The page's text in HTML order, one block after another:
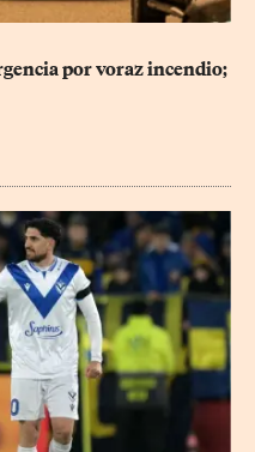
por voraz incendio;